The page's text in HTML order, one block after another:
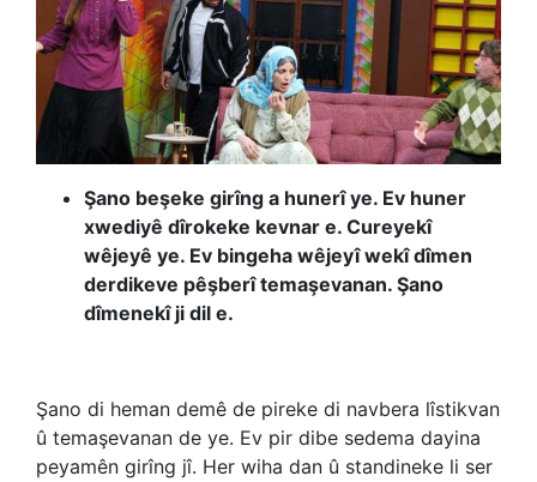
Şano beşeke girîng a hunerî ye. Ev huner
xwediyê dîrokeke kevnar e. Cureyekî
wêjeyê ye. Ev bingeha wêjeyî wekî dîmen
derdikeve pêşberî temaşevanan. Şano
dîmenekî ji dil e.
Şano di heman demê de pireke di navbera lîstikvan
û temaşevanan de ye. Ev pir dibe sedema dayina
peyamên girîng jî. Her wiha dan û standineke li ser